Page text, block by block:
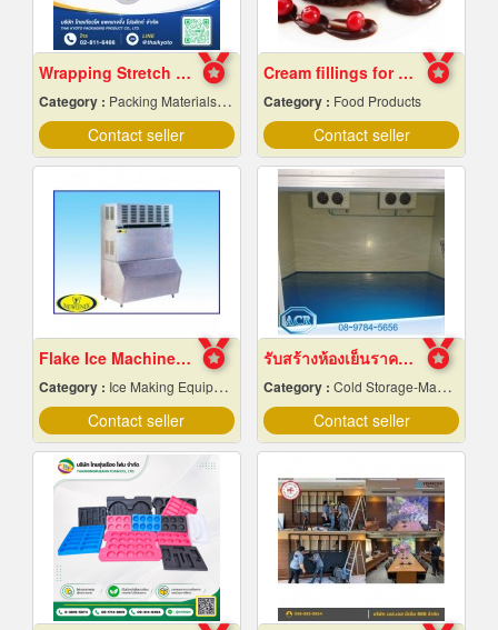
Wrapping Stretch Film
Category : Packing Materials-Mechanical
Contact seller
Cream fillings for bread
Category : Food Products
Contact seller
Flake Ice Machine, Chiang Mai Frame
Category : Ice Making Equipment & Machines
Contact seller
รับสร้างห้องเย็นราคาถูก
Category : Cold Storage-Manufacturers & Installation Designer
Contact seller